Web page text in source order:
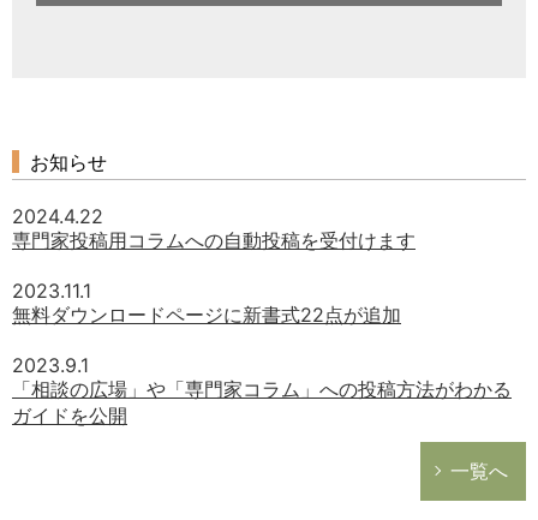
お知らせ
2024.4.22
専門家投稿用コラムへの自動投稿を受付けます
2023.11.1
無料ダウンロードページに新書式22点が追加
2023.9.1
「相談の広場」や「専門家コラム」への投稿方法がわかる
ガイドを公開
一覧へ